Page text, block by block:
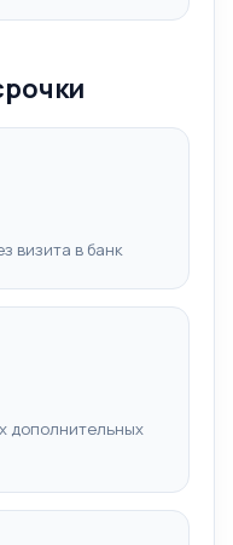
визита в банк
дополнительных